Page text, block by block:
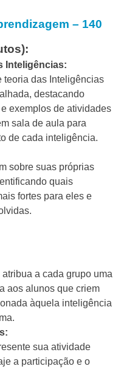
– 140
Inteligências:
teoria das Inteligências
destacando
exemplos de atividades
sala de aula para
de cada inteligência.
sobre suas próprias
quais
fortes para eles e
a cada grupo uma
aos alunos que criem
àquela inteligência
sua atividade
a participação e o